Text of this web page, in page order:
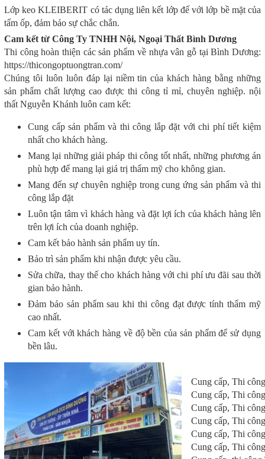
Lớp keo KLEIBERIT có tác dụng liên kết lớp đế với lớp bề mặt của
tấm ốp, đảm bảo sự chắc chắn.
Cam kết từ Công Ty TNHH Nội, Ngoại Thất Bình Dương
Thi công hoàn thiện các sản phẩm về nhựa vân gỗ tại Bình Dương:
https://thicongoptuongtran.com/
Chúng tôi luôn luôn đáp lại niềm tin của khách hàng bằng những
sản phẩm chất lượng cao được thi công tỉ mỉ, chuyên nghiệp. nội
thất Nguyễn Khánh luôn cam kết:
Cung cấp sản phẩm và thi công lắp đặt với chi phí tiết kiệm
nhất cho khách hàng.
Mang lại những giải pháp thi công tốt nhất, những phương án
phù hợp để mang lại giá trị thẩm mỹ cho không gian.
Mang đến sự chuyên nghiệp trong cung ứng sản phẩm và thi
công lắp đặt
Luôn tận tâm vì khách hàng và đặt lợi ích của khách hàng lên
trên lợi ích của doanh nghiệp.
Cam kết bảo hành sản phẩm uy tín.
Bảo trì sản phẩm khi nhận được yêu cầu.
Sửa chữa, thay thế cho khách hàng với chi phí ưu đãi sau thời
gian bảo hành.
Đảm bảo sản phẩm sau khi thi công đạt được tính thẩm mỹ
cao nhất.
Cam kết với khách hàng về độ bền của sản phẩm để sử dụng
bền lâu.
Cung cấp, Thi
Cung cấp, Thi
Cung cấp, Thi
Cung cấp, Thi
Cung cấp, Thi
Cung cấp, Thi